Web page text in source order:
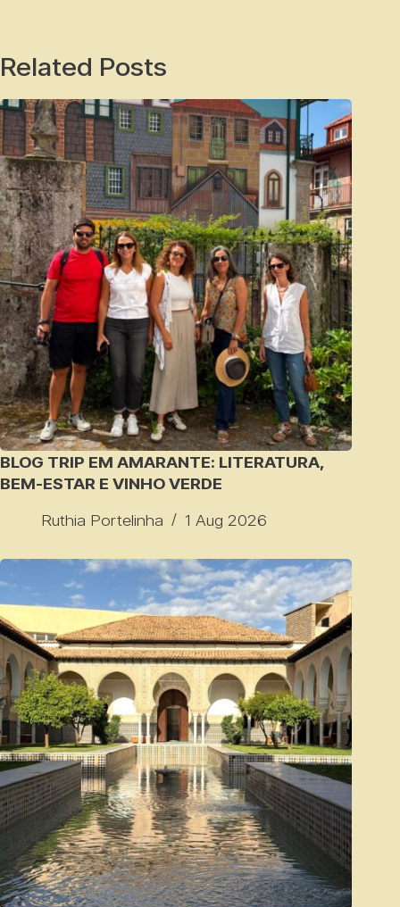
Related Posts
BLOG TRIP EM AMARANTE: LITERATURA,
BEM-ESTAR E VINHO VERDE
Ruthia Portelinha
1 Aug 2026